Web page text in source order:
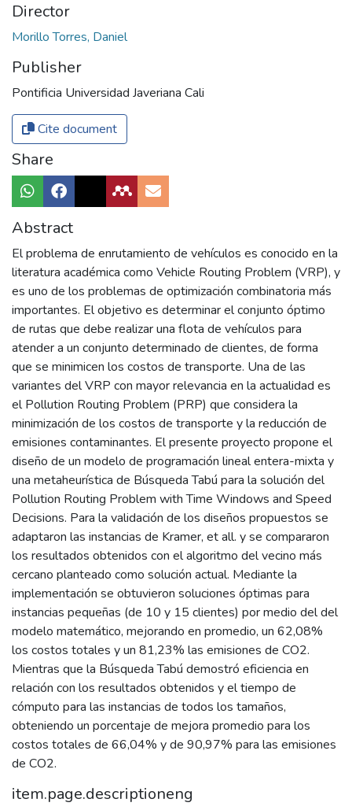
Director
Morillo Torres, Daniel
Publisher
Pontificia Universidad Javeriana Cali
Cite document
Share
Abstract
El problema de enrutamiento de vehículos es conocido en la
literatura académica como Vehicle Routing Problem (VRP), y
es uno de los problemas de optimización combinatoria más
importantes. El objetivo es determinar el conjunto óptimo
de rutas que debe realizar una flota de vehículos para
atender a un conjunto determinado de clientes, de forma
que se minimicen los costos de transporte. Una de las
variantes del VRP con mayor relevancia en la actualidad es
el Pollution Routing Problem (PRP) que considera la
minimización de los costos de transporte y la reducción de
emisiones contaminantes. El presente proyecto propone el
diseño de un modelo de programación lineal entera-mixta y
una metaheurística de Búsqueda Tabú para la solución del
Pollution Routing Problem with Time Windows and Speed
Decisions. Para la validación de los diseños propuestos se
adaptaron las instancias de Kramer, et all. y se compararon
los resultados obtenidos con el algoritmo del vecino más
cercano planteado como solución actual. Mediante la
implementación se obtuvieron soluciones óptimas para
instancias pequeñas (de 10 y 15 clientes) por medio del del
modelo matemático, mejorando en promedio, un 62,08%
los costos totales y un 81,23% las emisiones de CO2.
Mientras que la Búsqueda Tabú demostró eficiencia en
relación con los resultados obtenidos y el tiempo de
cómputo para las instancias de todos los tamaños,
obteniendo un porcentaje de mejora promedio para los
costos totales de 66,04% y de 90,97% para las emisiones
de CO2.
item.page.descriptioneng